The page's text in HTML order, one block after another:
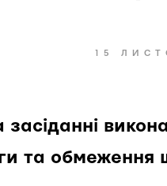
15
засіданні
та обмеження